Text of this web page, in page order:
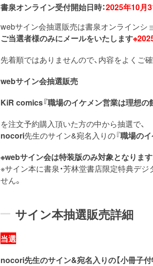
書泉オンライン受付開始日時：2025年10月
webサイン会抽選販売は書泉オンラインシ
ご当選者様のみにメールをいたします
先着順ではありませんので、内容をよくご
webサイン会抽選販売
KiR comics『職場のイケメン営業は理想の
を注文予約購入頂いた方の中から抽選で、
nocori先生のサイン&宛名入りの『職場の
※webサイン会は特装版のみ対象となります
※サイン本に書泉・芳林堂書店限定特典デ
せん。
サイン本抽選販売詳細
当選
nocori先生のサイン&宛名入りの【小冊子付